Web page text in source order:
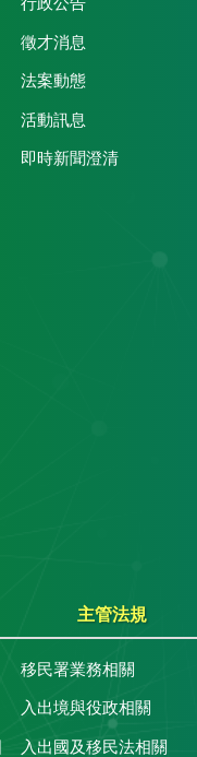
行政公告
徵才消息
法案動態
活動訊息
即時新聞澄清
主管法規
移民署業務相關
入出境與役政相關
入出國及移民法相關